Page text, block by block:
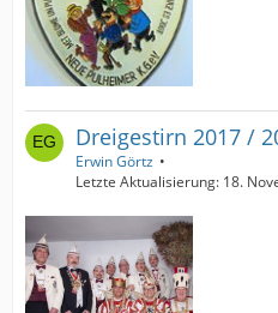
Dreigestirn 2017 /
Erwin Görtz
Letzte Aktualisierung: 18.